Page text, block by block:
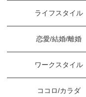
ライフスタイル
恋愛/結婚/離婚
ワークスタイル
ココロ/カラダ